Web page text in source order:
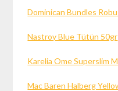
Dominican Bundles
Nastroy Blue Tütün 50gr
Karelia Ome Superslim
Mac Baren Halberg